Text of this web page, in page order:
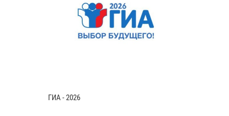
ГИА - 2026